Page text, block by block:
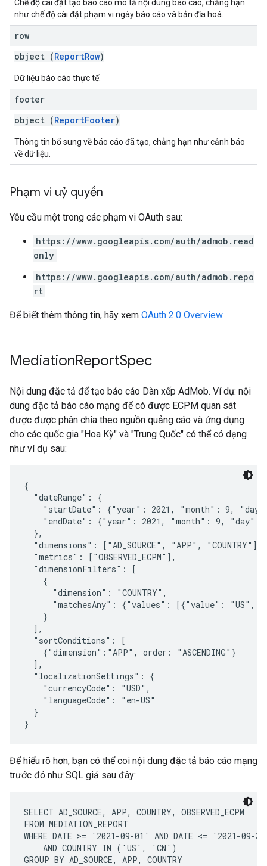
Chế độ cài đặt tạo báo cáo mô tả nội dung báo cáo, chẳng hạn
như chế độ cài đặt phạm vi ngày báo cáo và bản địa hoá.
row
object (ReportRow)
Dữ liệu báo cáo thực tế.
footer
object (ReportFooter)
Thông tin bổ sung về báo cáo đã tạo, chẳng hạn như cảnh báo
về dữ liệu.
Phạm vi uỷ quyền
Yêu cầu một trong các phạm vi OAuth sau:
https://www.googleapis.com/auth/admob.read
only
https://www.googleapis.com/auth/admob.repo
rt
Để biết thêm thông tin, hãy xem OAuth 2.0 Overview.
MediationReportSpec
Nội dung đặc tả để tạo báo cáo Dàn xếp AdMob. Ví dụ: nội
dung đặc tả báo cáo mạng để có được ECPM quan sát
được được phân chia theo nguồn quảng cáo và ứng dụng
cho các quốc gia "Hoa Kỳ" và "Trung Quốc" có thể có dạng
như ví dụ sau:
{
  "dateRange": {
"startDate": {"year": 2021, "month": 9,
"endDate": {"year": 2021, "month": 9, "day":
  },
  "dimensions": ["AD_SOURCE", "APP", "COUNTRY"],
  "metrics": ["OBSERVED_ECPM"],
  "dimensionFilters": [
    {
      "dimension": "COUNTRY",
"matchesAny": {"values": [{"value": "US",
    }
  ],
  "sortConditions": [
    {"dimension":"APP", order: "ASCENDING"}
  ],
  "localizationSettings": {
    "currencyCode": "USD",
    "languageCode": "en-US"
  }
Để hiểu rõ hơn, bạn có thể coi nội dung đặc tả báo cáo mạng
trước đó như SQL giả sau đây:
SELECT AD_SOURCE, APP, COUNTRY, OBSERVED_ECPM
FROM MEDIATION_REPORT
WHERE DATE >= '2021-09-01' AND DATE <= '2021-09-
    AND COUNTRY IN ('US', 'CN')
GROUP BY AD_SOURCE, APP, COUNTRY